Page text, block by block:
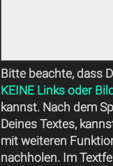
Bitte beachte, dass
KEINE Links oder
kannst. Nach dem
Deines Textes,
mit weiteren
nachholen. Im